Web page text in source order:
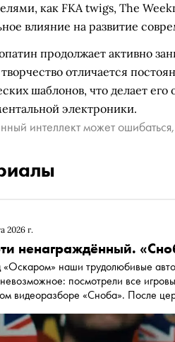
как FKA twigs, The
влияние на развитие
продолжает активно
отличается
шаблонов, что делает
электроники.
интеллект может
2026 г.
ненаграждённый.
наши трудолюбивые
посмотрели все
свои прогнозы с